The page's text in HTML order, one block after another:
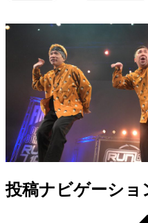
投稿ナビゲーショ